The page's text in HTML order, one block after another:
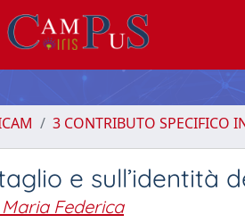
3 CONTRIBUTO SPECIFICO
e sull’identità
Maria Federica